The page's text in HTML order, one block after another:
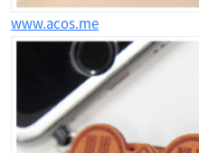
www.acos.me